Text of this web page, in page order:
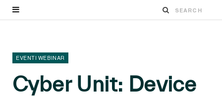
EVENTI WEBINAR
Cyber Unit: Device